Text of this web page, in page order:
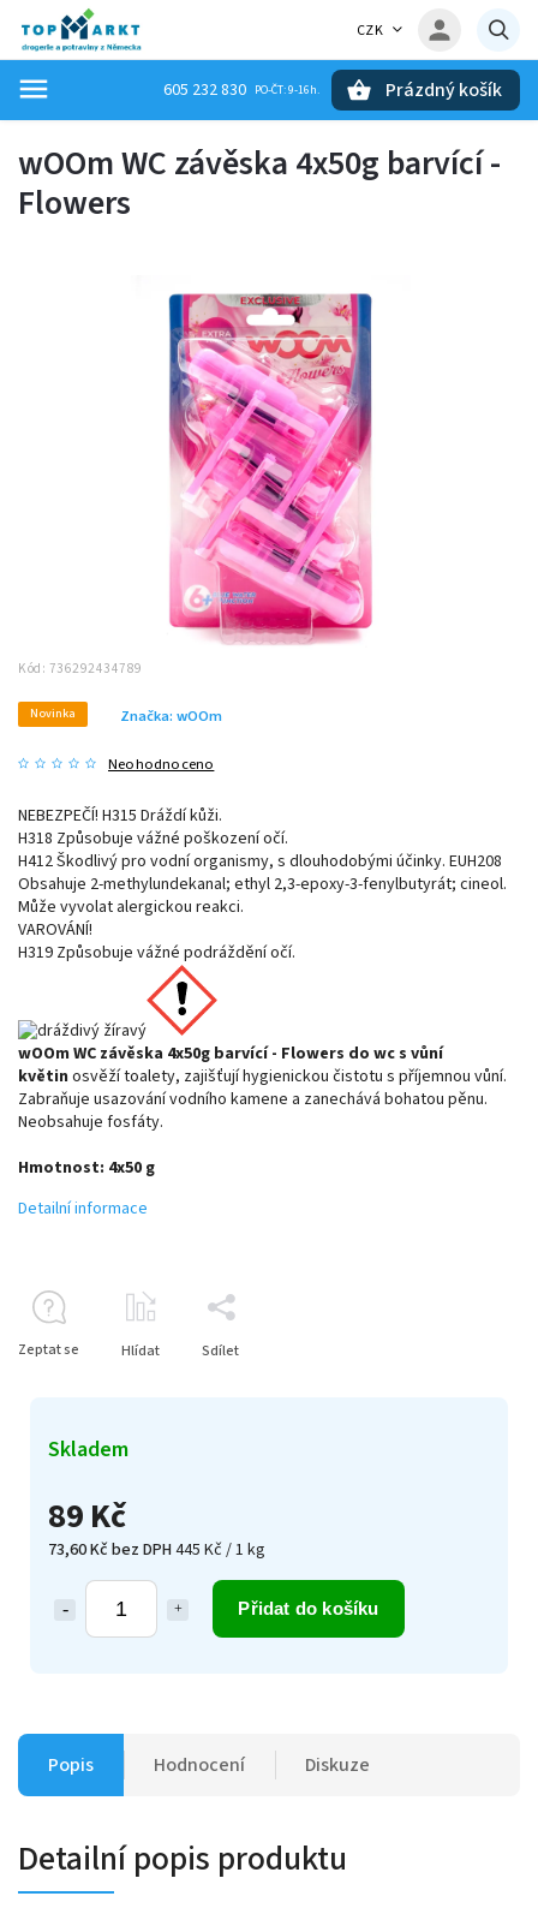
CZK
605 232 830 Prázdný košík
wOOm WC závěska 4x50g barvící -
Flowers
Kód: 736292434789
Novinka
Neohodnoceno
Značka: wOOm
89 Kč
73,60 Kč bez DPH445 Kč / 1 kg
Přidat do košíku
Skladem
NEBEZPEČÍ! H315 Dráždí kůži.
H318 Způsobuje vážné poškození očí.
H412 Škodlivý pro vodní organismy, s dlouhodobými účinky. EUH208
Obsahuje 2-methylundekanal; ethyl 2,3-epoxy-3-fenylbutyrát; cineol.
Může vyvolat alergickou reakci.
VAROVÁNÍ!
H319 Způsobuje vážné podráždění očí.
wOOm WC závěska 4x50g barvící - Flowers do wc s vůní
květin osvěží toalety, zajišťují hygienickou čistotu s příjemnou vůní.
Zabraňuje usazování vodního kamene a zanechává bohatou pěnu.
Neobsahuje fosfáty.
Hmotnost: 4x50 g
Detailní informace
Zeptat se Hlídat Sdílet
Popis Hodnocení Diskuze
Detailní popis produktu